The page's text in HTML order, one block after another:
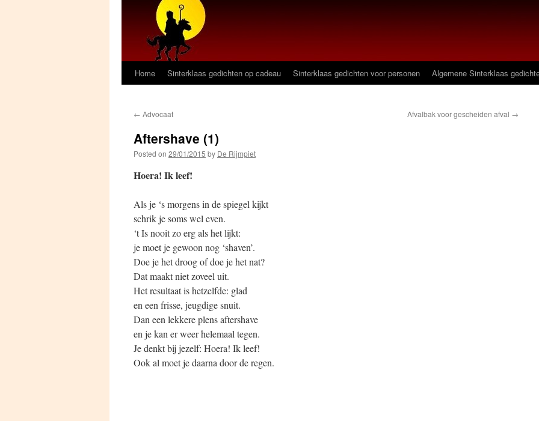
Home Sinterklaas gedichten op cadeau Sinterklaas gedichten voor personen Algemene Sinterklaas
← Advocaat Afvalbak voor gescheiden afval →
Aftershave (1)
Posted on 29/01/2015 by De Rijmpiet
Hoera! Ik leef!
Als je ‘s morgens in de spiegel kijkt
schrik je soms wel even.
‘t Is nooit zo erg als het lijkt:
je moet je gewoon nog ‘shaven’.
Doe je het droog of doe je het nat?
Dat maakt niet zoveel uit.
Het resultaat is hetzelfde: glad
en een frisse, jeugdige snuit.
Dan een lekkere plens aftershave
en je kan er weer helemaal tegen.
Je denkt bij jezelf: Hoera! Ik leef!
Ook al moet je daarna door de regen.